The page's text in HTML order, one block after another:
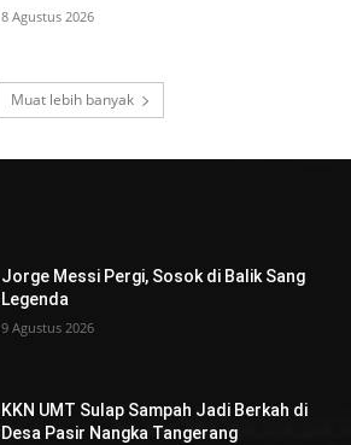
8 Agustus 2026
Muat lebih banyak
Jorge Messi Pergi, Sosok di Balik Sang
Legenda
9 Agustus 2026
KKN UMT Sulap Sampah Jadi Berkah di
Desa Pasir Nangka Tangerang